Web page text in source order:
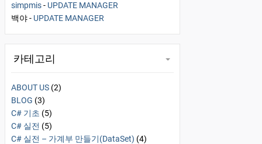
simpmis- UPDATE MANAGER
백야- UPDATE MANAGER
카테고리
ABOUT US (2)
BLOG (3)
C# 기초 (5)
C# 실전 (5)
C# 실전 – 가계부 만들기(DataSet) (4)